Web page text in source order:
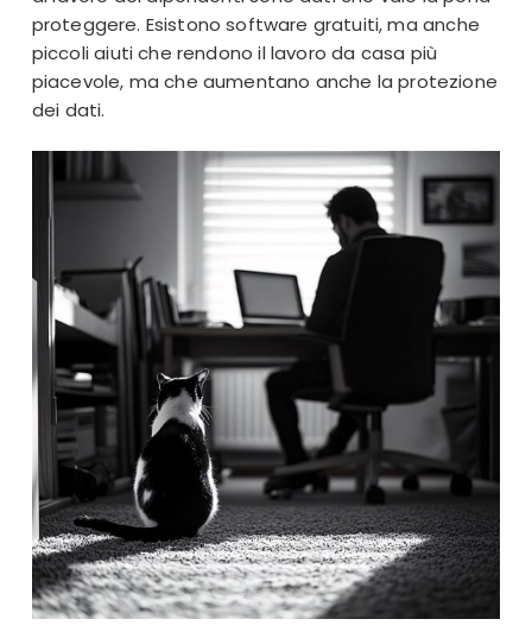
proteggere. Esistono software gratuiti, ma anche
piccoli aiuti che rendono il lavoro da casa più
piacevole, ma che aumentano anche la protezione
dei dati.